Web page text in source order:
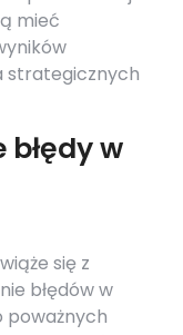
mieć
strategicznych
w
się z
błędów w
poważnych